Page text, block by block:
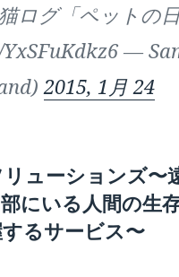
ログ「ペットの
—
2015, 1月 24
リューションズ〜
にいる人間の生
るサービス〜